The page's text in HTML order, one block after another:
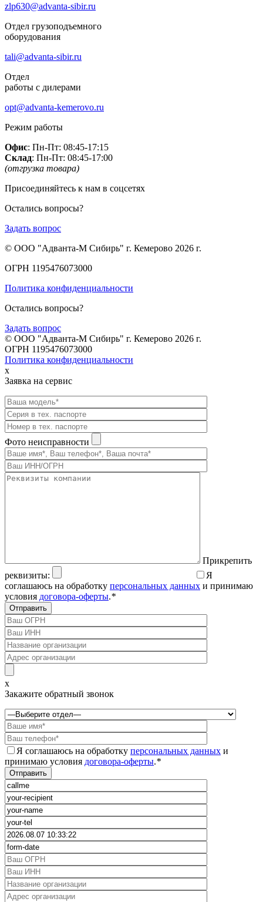
zlp630@advanta-sibir.ru
Отдел грузоподъемного
оборудования
tali@advanta-sibir.ru
Отдел
работы с дилерами
opt@advanta-kemerovo.ru
Режим работы
Офис: Пн-Пт: 08:45-17:15
Склад: Пн-Пт: 08:45-17:00
(отгрузка товара)
Присоединяйтесь к нам в соцсетях
Остались вопросы?
Задать вопрос
© ООО "Адванта-М Сибирь" г. Кемерово 2026 г.
ОГРН 1195476073000
Политика конфиденциальности
Остались вопросы?
Задать вопрос
© ООО "Адванта-М Сибирь" г. Кемерово 2026 г.
ОГРН 1195476073000
Политика конфиденциальности
x
Заявка на сервис
Фото неисправности
Прикрепить
реквизиты:
Я
соглашаюсь на обработку персональных данных и принимаю
условия договора-оферты.*
x
Закажите обратный звонок
Я соглашаюсь на обработку персональных данных и
принимаю условия договора-оферты.*